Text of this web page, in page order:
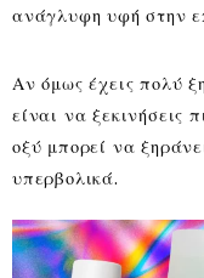
ανάγλυφη υφή στην
Αν όμως έχεις πολύ
είναι να ξεκινήσεις
οξύ μπορεί να
υπερβολικά.